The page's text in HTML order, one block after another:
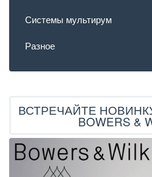
Системы мультирум
Разное
ВСТРЕЧАЙТЕ НОВИНКУ
BOWERS &